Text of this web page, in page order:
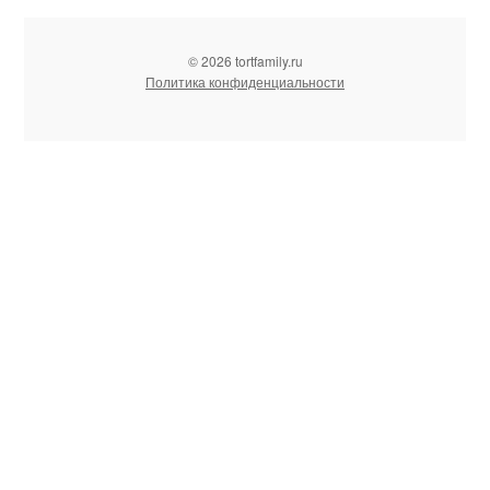
© 2026 tortfamily.ru
Политика конфиденциальности